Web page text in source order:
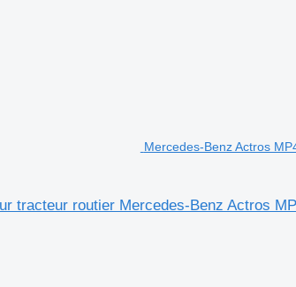
Mercedes-Benz Actros
tracteur routier Mercedes-Benz Actros